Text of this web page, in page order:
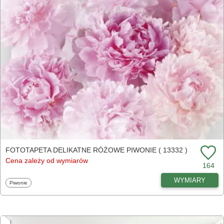
FOTOTAPETA DELIKATNE RÓŻOWE PIWONIE ( 13332 )
Cena zależy od wymiarów
164
Fototapety
Piwonie WYMIARY